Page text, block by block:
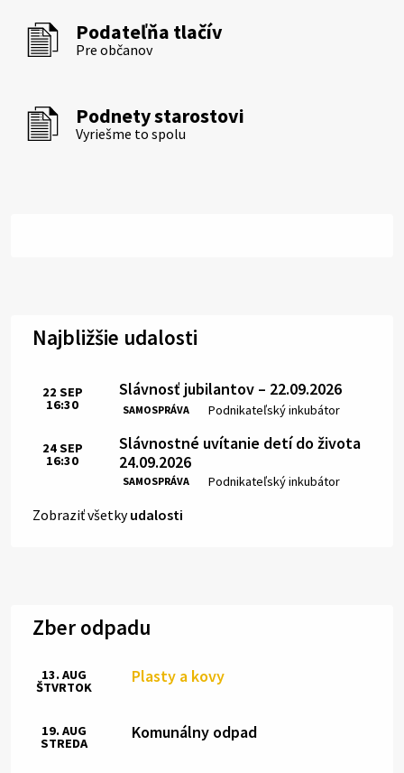
Podateľňa tlačív
Pre občanov
Podnety starostovi
Vyriešme to spolu
Najbližšie udalosti
Slávnosť jubilantov – 22.09.2026
SAMOSPRÁVA Miesto:
Podnikateľský inkubátor
Čas:
22 SEP
16:30
Slávnostné uvítanie detí do života
24.09.2026
SAMOSPRÁVA Miesto:
Podnikateľský inkubátor
Čas:
24SEP
16:30
Zobraziť všetkyudalosti
Zber odpadu
Plasty a kovy
13. AUG
ŠTVRTOK
Komunálny odpad
19. AUG
STREDA